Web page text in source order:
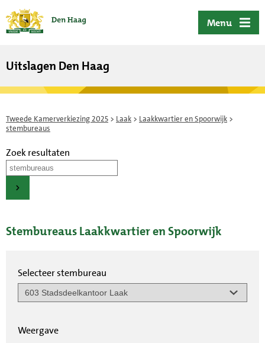
Menu
Uitslagen Den Haag
Tweede Kamerverkiezing 2025 > Laak > Laakkwartier en Spoorwijk >
stembureaus
Zoek resultaten
Stembureaus Laakkwartier en Spoorwijk
Selecteer stembureau
Weergave